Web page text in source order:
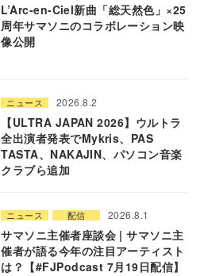
L’Arc-en-Ciel新曲「総天然色」×25
周年サマソニのコラボレーション映
像公開
ニュース 2026.8.2
【ULTRA JAPAN 2026】ウルトラ
全出演者発表でMykris、PAS
TASTA、NAKAJIN、パソコン音楽
クラブら追加
ニュース 配信 2026.8.1
サマソニ主催者座談会 | サマソニ主
催者が語る今年の注目アーティスト
は？【#FJPodcast 7月19日配信】